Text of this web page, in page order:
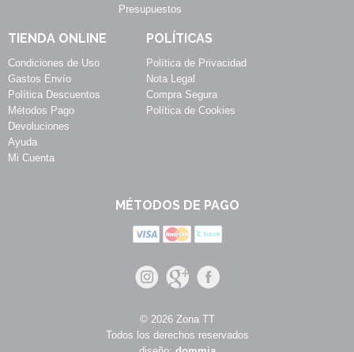
Presupuestos
TIENDA ONLINE
Condiciones de Uso
Gastos Envío
Política Descuentos
Métodos Pago
Devoluciones
Ayuda
Mi Cuenta
POLÍTICAS
Política de Privacidad
Nota Legal
Compra Segura
Política de Cookies
MÉTODOS DE PAGO
© 2026 Zona TT
Todos los derechos reservados